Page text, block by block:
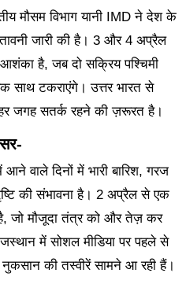
मौसम विभाग यानी IMD ने देश के
जारी की है। 3 और 4 अप्रैल
है, जब दो सक्रिय पश्चिमी
साथ टकराएंगे। उत्तर भारत से
जगह सतर्क रहने की ज़रूरत है।
वाले दिनों में भारी बारिश, गरज
की संभावना है। 2 अप्रैल से एक
है, जो मौजूदा तंत्र को और तेज़ कर
में सोशल मीडिया पर पहले से
की तस्वीरें सामने आ रही हैं।